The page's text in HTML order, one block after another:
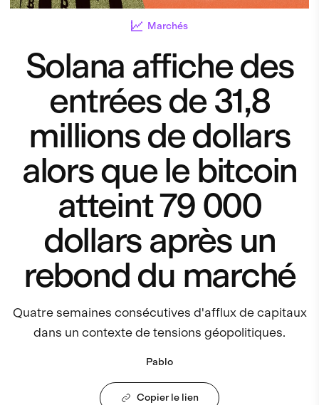
Marchés
Solana affiche des
entrées de 31,8
millions de dollars
alors que le bitcoin
atteint 79 000
dollars après un
rebond du marché
Quatre semaines consécutives d'afflux de capitaux
dans un contexte de tensions géopolitiques.
Pablo
Copier le lien